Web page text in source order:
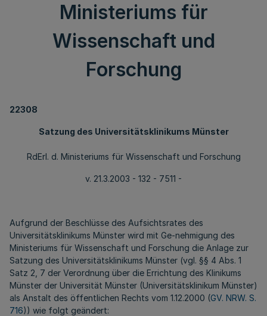
Ministeriums für
Wissenschaft und
Forschung
22308
Satzung des Universitätsklinikums Münster
RdErl. d. Ministeriums für Wissenschaft und Forschung
v. 21.3.2003 - 132 - 7511 -
Aufgrund der Beschlüsse des Aufsichtsrates des
Universitätsklinikums Münster wird mit Ge-nehmigung des
Ministeriums für Wissenschaft und Forschung die Anlage zur
Satzung des Universitätsklinikums Münster (vgl. §§ 4 Abs. 1
Satz 2, 7 der Verordnung über die Errichtung des Klinikums
Münster der Universität Münster (Universitätsklinikum Münster)
als Anstalt des öffentlichen Rechts vom 1.12.2000 (GV. NRW. S.
716)) wie folgt geändert: